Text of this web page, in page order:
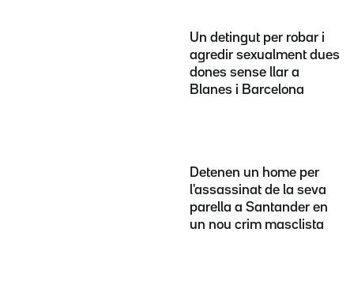
Un detingut per robar i
agredir sexualment dues
dones sense llar a
Blanes i Barcelona
Detenen un home per
l'assassinat de la seva
parella a Santander en
un nou crim masclista